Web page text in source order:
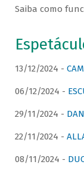
Saiba como
13/12/2024 -
06/12/2024 -
29/11/2024 -
22/11/2024 -
08/11/2024 -